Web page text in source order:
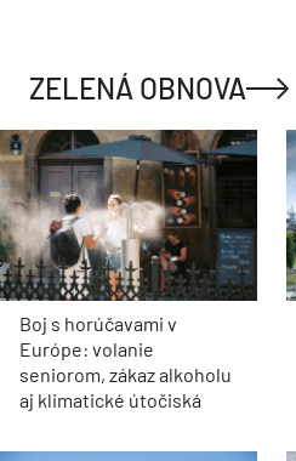
ZELENÁ OBNOVA
Boj s horúčavami v
Európe: volanie
seniorom, zákaz alkoholu
aj klimatické útočiská